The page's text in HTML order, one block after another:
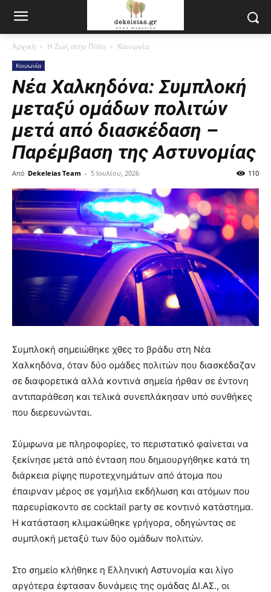
Αρχική Η Ζωή στην Πόλη Κοινωνία
Κοινωνία
Νέα Χαλκηδόνα: Συμπλοκή
μεταξύ ομάδων πολιτών
μετά από διασκέδαση –
Παρέμβαση της Αστυνομίας
Από Dekeleias Team - 5 Ιουλίου, 2026 110
Συμπλοκή σημειώθηκε χθες το βράδυ στη Νέα
Χαλκηδόνα, όταν δύο ομάδες πολιτών που διασκέδαζαν
σε διαφορετικά αλλά κοντινά σημεία ήρθαν σε έντονη
αντιπαράθεση και τελικά συνεπλάκησαν υπό συνθήκες
που διερευνώνται.
Σύμφωνα με πληροφορίες, το περιστατικό φαίνεται να
ξεκίνησε μετά από ένταση που δημιουργήθηκε κατά τη
διάρκεια ρίψης πυροτεχνημάτων από άτομα που
έπαιρναν μέρος σε γαμήλια εκδήλωση και ατόμων που
παρευρίσκοντο σε cocktail party σε κοντινό κατάστημα.
Η κατάσταση κλιμακώθηκε γρήγορα, οδηγώντας σε
συμπλοκή μεταξύ των δύο ομάδων πολιτών.
Στο σημείο κλήθηκε η Ελληνική Αστυνομία και λίγο
αργότερα έφτασαν δυνάμεις της ομάδας ΔΙ.ΑΣ., οι